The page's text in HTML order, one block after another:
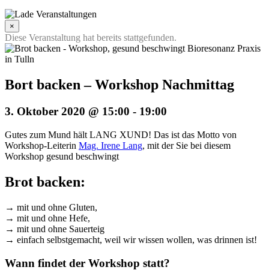
×
Diese Veranstaltung hat bereits stattgefunden.
Bort backen – Workshop Nachmittag
3. Oktober 2020 @ 15:00 - 19:00
Gutes zum Mund hält LANG XUND! Das ist das Motto von
Workshop-Leiterin Mag. Irene Lang, mit der Sie bei diesem
Workshop gesund beschwingt
Brot backen:
→ mit und ohne Gluten,
→ mit und ohne Hefe,
→ mit und ohne Sauerteig
→ einfach selbstgemacht, weil wir wissen wollen, was drinnen ist!
Wann findet der Workshop statt?